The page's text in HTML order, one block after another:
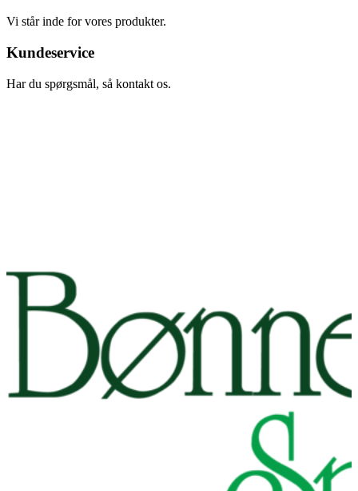
Vi står inde for vores produkter.
Kundeservice
Har du spørgsmål, så kontakt os.